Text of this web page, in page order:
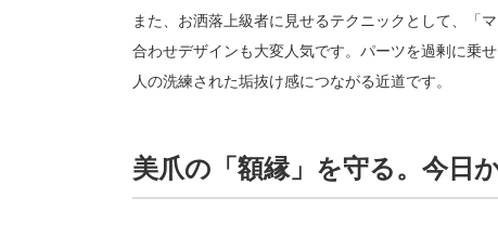
また、お洒落上級者に見せるテクニックとして、「
合わせデザインも大変人気です。パーツを過剰に乗
人の洗練された垢抜け感につながる近道です。
美爪の「額縁」を守る。今日